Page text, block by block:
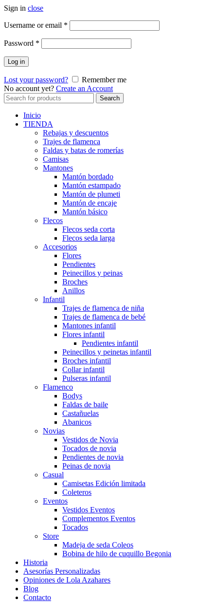
Sign in close
Username or email *
Password *
Log in
Lost your password?
Remember me
No account yet? Create an Account
Search
for:
Search
Inicio
TIENDA
Rebajas y descuentos
Trajes de flamenca
Faldas y batas de romerías
Camisas
Mantones
Mantón bordado
Mantón estampado
Mantón de plumeti
Mantón de encaje
Mantón básico
Flecos
Flecos seda corta
Flecos seda larga
Accesorios
Flores
Pendientes
Peinecillos y peinas
Broches
Anillos
Infantil
Trajes de flamenca de niña
Trajes de flamenca de bebé
Mantones infantil
Flores infantil
Pendientes infantil
Peinecillos y peinetas infantil
Broches infantil
Collar infantil
Pulseras infantil
Flamenco
Bodys
Faldas de baile
Castañuelas
Abanicos
Novias
Vestidos de Novia
Tocados de novia
Pendientes de novia
Peinas de novia
Casual
Camisetas Edición limitada
Coleteros
Eventos
Vestidos Eventos
Complementos Eventos
Tocados
Store
Madeja de seda Coleos
Bobina de hilo de cuquillo Begonia
Historia
Asesorías Personalizadas
Opiniones de Lola Azahares
Blog
Contacto